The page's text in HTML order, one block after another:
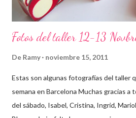
Fotos del taller 12-13
De Ramy noviembre 15, 2011
Estas son algunas fotografías del taller
semana en Barcelona Muchas gracias a
del sábado, Isabel, Cristina, Ingrid,